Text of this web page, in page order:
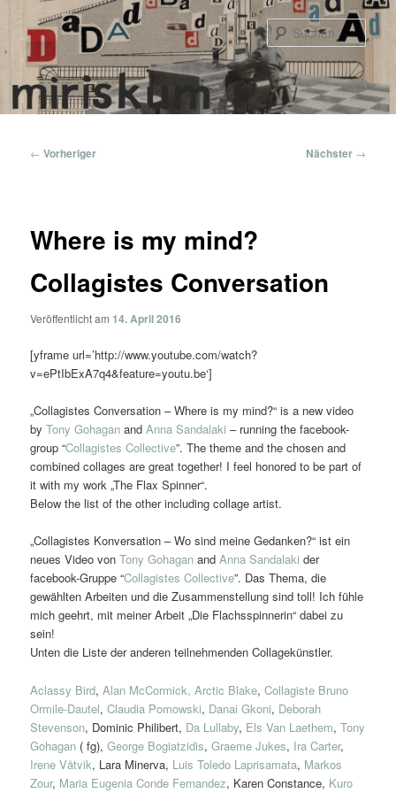
primären
Inhalt
springen
Beitragsnavigation
← Vorheriger Nächster →
Where is my mind?
Collagistes Conversation
Veröffentlicht am 14. April 2016
[yframe url=’http://www.youtube.com/watch?
v=ePtIbExA7q4&feature=youtu.be‘]
„Collagistes Conversation – Where is my mind?“ is a new video
byTony Gohagan andAnna Sandalaki– running the facebook-
group “Collagistes Collective”. The theme and the chosen and
combined collages are great together! I feel honored to be part of
it with my work „The Flax Spinner“.
Below the list of the other including collage artist.
„Collagistes Konversation – Wo sind meine Gedanken?“ ist ein
neues Video vonTony Gohagan andAnna Sandalaki der
facebook-Gruppe “Collagistes Collective”. Das Thema, die
gewählten Arbeiten und die Zusammenstellung sind toll! Ich fühle
mich geehrt, mit meiner Arbeit „Die Flachsspinnerin“ dabei zu
sein!
Unten die Liste der anderen teilnehmenden Collagekünstler.
Aclassy Bird,Alan McCormick, Arctic Blake,Collagiste Bruno
Ormile-Dautel,Claudia Pomowski, Danai Gkoni, Deborah
Stevenson, Dominic Philibert, Da Lullaby, Els Van Laethem,Tony
Gohagan ( fg),George Bogiatzidis,Graeme Jukes, Ira Carter,
Irene Våtvik, Lara Minerva, Luis Toledo Laprisamata, Markos
Zour, Maria Eugenia Conde Fernandez, Karen Constance, Kuro